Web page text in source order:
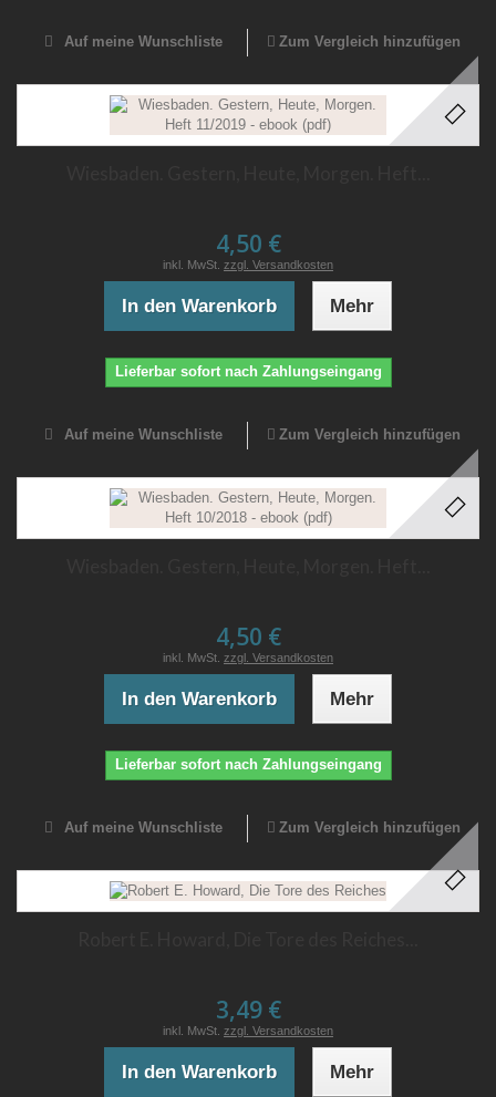
Auf meine Wunschliste Zum Vergleich hinzufügen
4,50 €
inkl. MwSt. zzgl. Versandkosten
In den Warenkorb Mehr
Lieferbar sofort nach Zahlungseingang
Auf meine Wunschliste Zum Vergleich hinzufügen
4,50 €
inkl. MwSt. zzgl. Versandkosten
In den Warenkorb Mehr
Lieferbar sofort nach Zahlungseingang
Auf meine Wunschliste Zum Vergleich hinzufügen
3,49 €
inkl. MwSt. zzgl. Versandkosten
In den Warenkorb Mehr